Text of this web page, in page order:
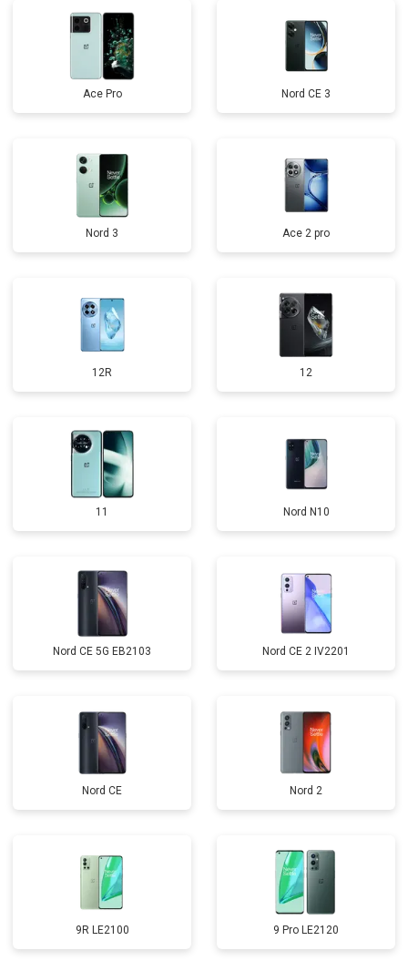
Ace Pro Nord CE 3
Nord 3 Ace 2 pro
12R 12
11 Nord N10
Nord CE 5G EB2103 Nord CE 2 IV2201
Nord CE Nord 2
9R LE2100 9 Pro LE2120